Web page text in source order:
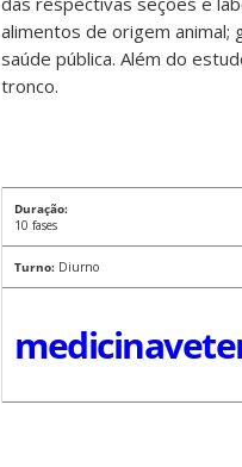
alimentos de origem
saúde pública. Além do
tronco.
Duração:
10 fases
Turno: Diurno